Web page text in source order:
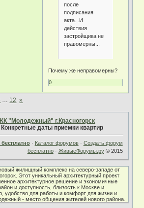
после
подписания
акта...И
действия
застройщика не
правомерны...
Почему же неправомерны?
0
… 12 »
"Молодежный" г.Красногорск
Конкретные даты приемки квартир
бесплатно· Каталог форумов· Создать форум
бесплатно· ЖивыеФорумы.ру© 2015
жилищный комплекс на северо-западе от
Этот уникальный архитектурный проект
архитектурное решение и экономичные
и доступность, близость к Москве и
удобство для работы и комфорт для жизни и
- место общения жителей нового района.